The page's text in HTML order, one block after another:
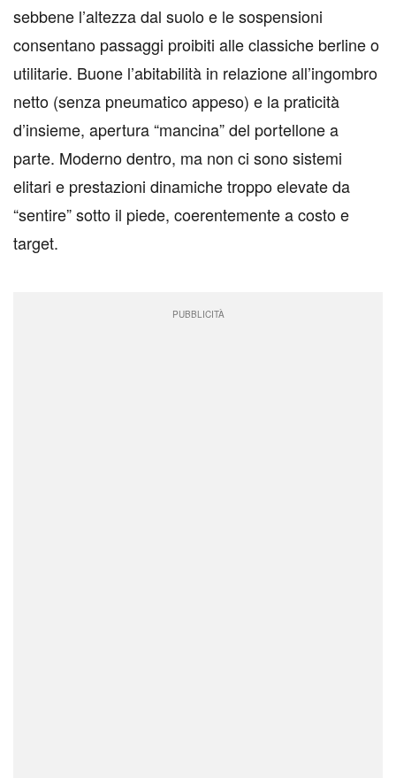
sebbene l’altezza dal suolo e le sospensioni
consentano passaggi proibiti alle classiche berline o
utilitarie. Buone l’abitabilità in relazione all’ingombro
netto (senza pneumatico appeso) e la praticità
d’insieme, apertura “mancina” del portellone a
parte. Moderno dentro, ma non ci sono sistemi
elitari e prestazioni dinamiche troppo elevate da
“sentire” sotto il piede, coerentemente a costo e
target.
PUBBLICITÀ